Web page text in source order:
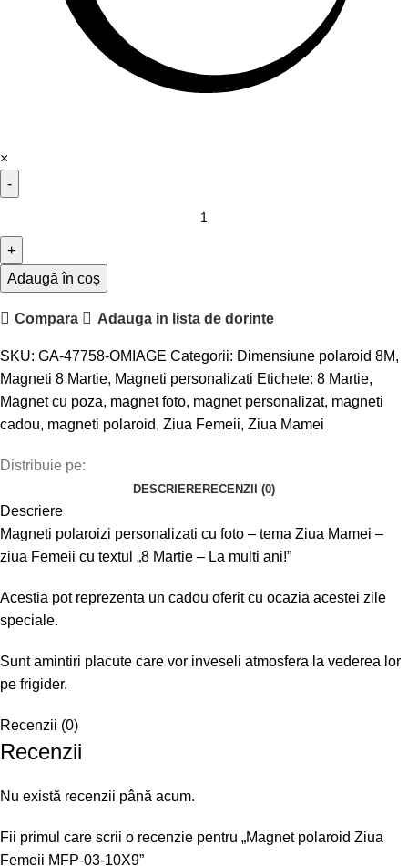
×
Adaugă în coș
Compara Adauga in lista de dorinte
SKU: GA-47758-OMIAGE Categorii: Dimensiune polaroid 8M,
Magneti 8 Martie, Magneti personalizati Etichete: 8 Martie,
Magnet cu poza, magnet foto, magnet personalizat, magneti
cadou, magneti polaroid, Ziua Femeii, Ziua Mamei
Distribuie pe:
DESCRIERERECENZII (0)
Descriere
Magneti polaroizi personalizati cu foto – tema Ziua Mamei –
ziua Femeii cu textul „8 Martie – La multi ani!”
Acestia pot reprezenta un cadou oferit cu ocazia acestei zile
speciale.
Sunt amintiri placute care vor inveseli atmosfera la vederea lor
pe frigider.
Recenzii (0)
Recenzii
Nu există recenzii până acum.
Fii primul care scrii o recenzie pentru „Magnet polaroid Ziua
Femeii MFP-03-10X9”